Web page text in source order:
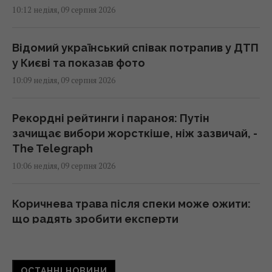
10:12 неділя, 09 серпня 2026
Відомий український співак потрапив у ДТП
у Києві та показав фото
10:09 неділя, 09 серпня 2026
Рекордні рейтинги і параноя: Путін
зачищає вибори жорсткіше, ніж зазвичай, -
The Telegraph
10:06 неділя, 09 серпня 2026
Коричнева трава після спеки може ожити:
що радять зробити експерти